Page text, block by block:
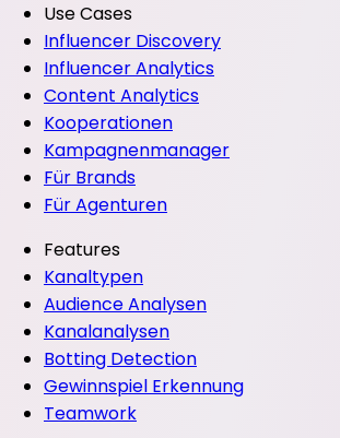
Use Cases
Influencer Discovery
Influencer Analytics
Content Analytics
Kooperationen
Kampagnenmanager
Für Brands
Für Agenturen
Features
Kanaltypen
Audience Analysen
Kanalanalysen
Botting Detection
Gewinnspiel Erkennung
Teamwork